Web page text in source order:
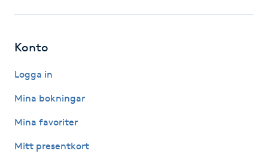
Kemisk peeling
Kinesiologi
Kinesisk medicin
Konto
Logga in
Mina bokningar
Mina favoriter
Mitt presentkort